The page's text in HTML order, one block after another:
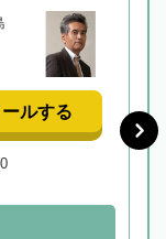
ールする